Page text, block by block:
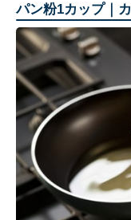
パン粉1カップ｜